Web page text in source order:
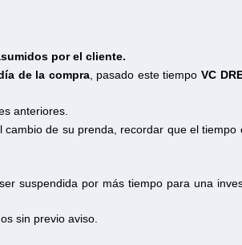
por el cliente.
de la compra, pasado este tiempoVC
anteriores.
de su prenda, recordar que el
suspendida por más tiempo para una
sin previo aviso.